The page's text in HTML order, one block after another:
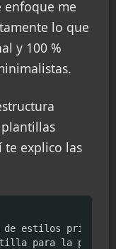
enfoque me
lo que
y 100 %
te explico las
estilos principal
para la página